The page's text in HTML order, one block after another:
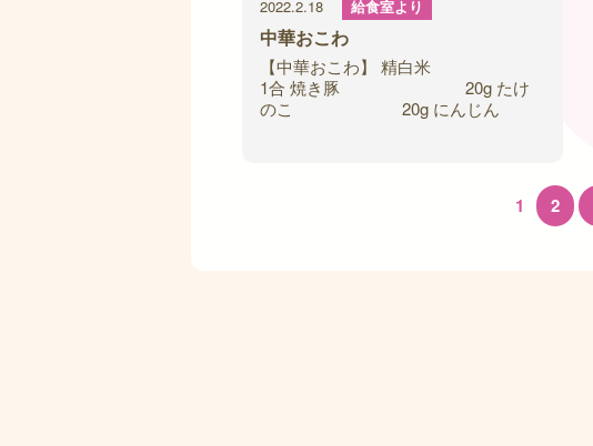
2022.2.18 給食室より
中華おこわ
【中華おこわ】 精白米
1合 焼き豚 20g たけ
のこ 20g にんじん
1 2